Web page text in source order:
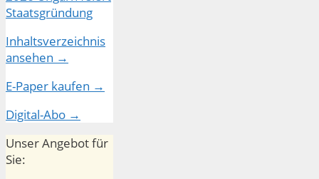
Inhaltsverzeichnis
ansehen →
E-Paper kaufen →
Digital-Abo →
Unser Angebot für
Sie: